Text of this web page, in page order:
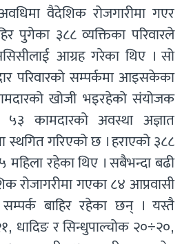
वैदेशिक रोजगारीमा गएर
पुगेका ३८८ व्यक्तिका परिवारले
आग्रह गरेका थिए । सो
परिवारको सम्पर्कमा आइसकेका
खोजी भइरहेको संयोजक
कामदारको अवस्था अज्ञात
स्थगित गरिएको छ । हराएको ३८८
रहेका थिए । सबैभन्दा बढी
रोजागरीमा गएका ८४ आप्रवासी
सम्पर्क बाहिर रहेका छन् । यस्तै
धादिङ र सिन्धुपाल्चोक २०÷२०,